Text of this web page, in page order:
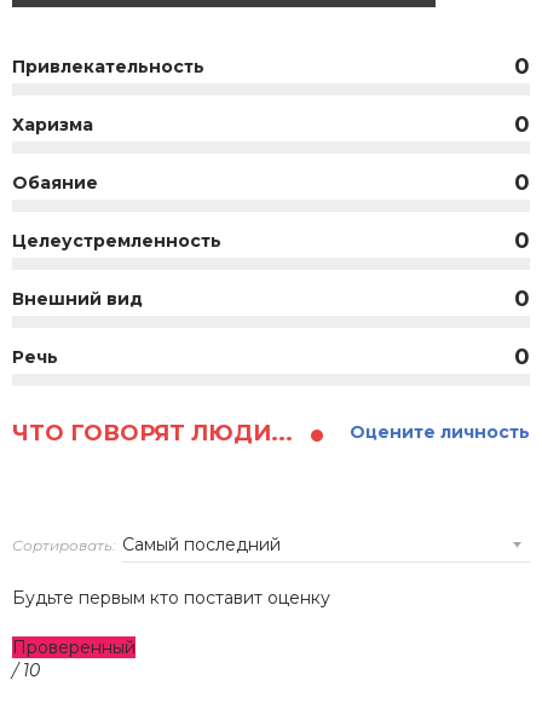
Привлекательность 0
Харизма 0
Обаяние 0
Целеустремленность 0
Внешний вид 0
Речь 0
ЧТО ГОВОРЯТ ЛЮДИ... Оцените личность
Сортировать:
Будьте первым кто поставит оценку
Проверенный
/ 10